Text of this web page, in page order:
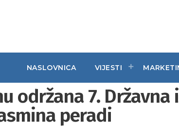
NASLOVNICA VIJESTI
održana 7. Državna
peradi